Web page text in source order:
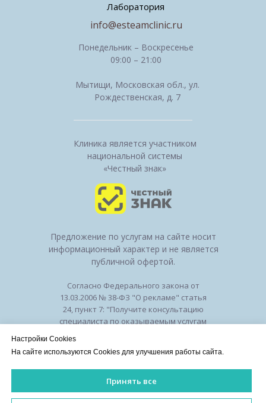
Клиника является участником
национальной системы
«Честный знак»
Понедельник – Воскресенье
09:00 – 21:00
Мытищи, Московская обл., ул.
Рождественская, д. 7
Лаборатория
info@esteamclinic.ru
Предложение по услугам на сайте носит
информационный характер и не является
публичной офертой.
Согласно Федерального закона от
13.03.2006 № 38-ФЗ "О рекламе" статья
24, пункт 7: "Получите консультацию
специалиста по оказываемым услугам
медицинской деятельности № ЛО-50-01-
010294 от 27.11.2018
Оборудование
конфиденциальности
ИМЕЮТСЯ ПРОТИВОПОКАЗАНИЯ. НЕОБХОДИМА
Настройки Cookies
На сайте используются Cookies для улучшения работы сайта.
Принять все